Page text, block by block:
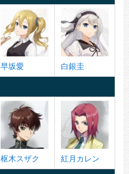
早坂愛 白銀圭
枢木スザク 紅月カレン